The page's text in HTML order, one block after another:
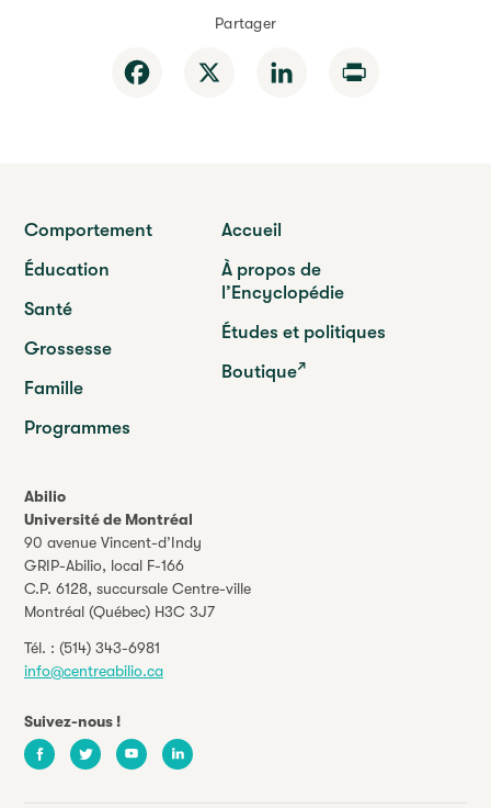
Partager
Facebook LinkedIn
Abilio
Université de Montréal
90 avenue Vincent-d’Indy
GRIP-Abilio, local F-166
C.P. 6128, succursale Centre-ville
Montréal (Québec) H3C 3J7
Tél. : (514) 343-6981
info@centreabilio.ca
Suivez-nous !
FacebookTwitter YoutubeLinkedIn
Comportement
Éducation
Santé
Grossesse
Famille
Programmes
Accueil
À propos de
l’Encyclopédie
Études et politiques
Boutique